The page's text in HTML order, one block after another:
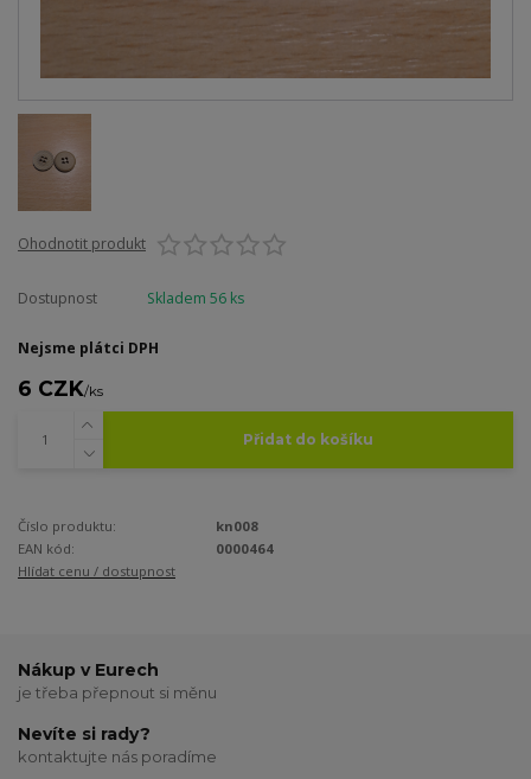
Ohodnotit produkt
Dostupnost Skladem 56 ks
Nejsme plátci DPH
6 CZK/ks
Přidat do košíku
Číslo produktu:
kn008
EAN kód:
0000464
Hlídat cenu / dostupnost
Nákup v Eurech
je třeba přepnout si měnu
Nevíte si rady?
kontaktujte nás poradíme